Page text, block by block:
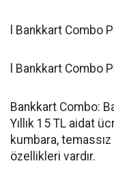
l Bankkart Combo
l Bankkart Combo
Bankkart Combo:
Yıllık 15 TL aidat
kumbara,
özellikleri vardır.